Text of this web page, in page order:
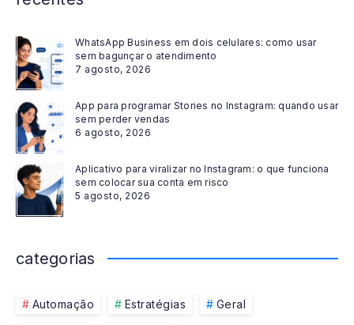
WhatsApp Business em dois celulares: como usar
sem bagunçar o atendimento
7 agosto, 2026
App para programar Stories no Instagram: quando usar
sem perder vendas
6 agosto, 2026
Aplicativo para viralizar no Instagram: o que funciona
sem colocar sua conta em risco
5 agosto, 2026
categorias
Automação Estratégias Geral